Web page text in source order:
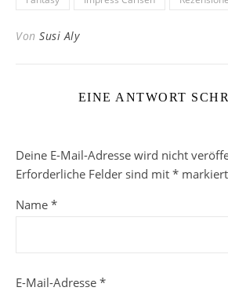
Von Susi Aly
EINE ANTWORT
Deine E-Mail-Adresse wird nicht
Erforderliche Felder sind mit * markiert
Name *
E-Mail-Adresse *